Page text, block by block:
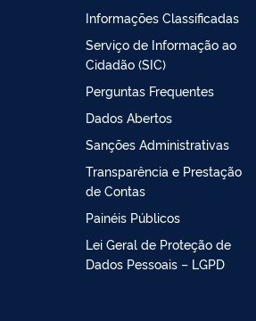
Informações Classificadas
Serviço de Informação ao
Cidadão (SIC)
Perguntas Frequentes
Dados Abertos
Sanções Administrativas
Transparência e Prestação
de Contas
Painéis Públicos
Lei Geral de Proteção de
Dados Pessoais – LGPD